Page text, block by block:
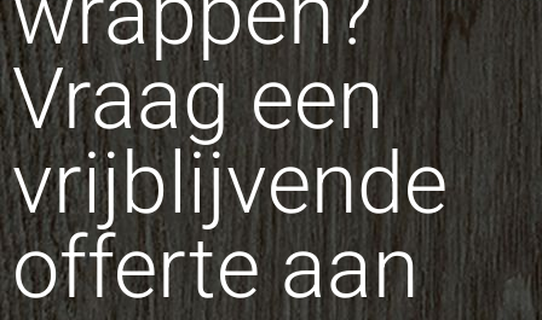
Vraag een
vrijblijvende
offerte aan